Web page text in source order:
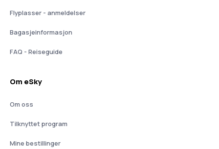
Flyplasser - anmeldelser
Bagasjeinformasjon
FAQ - Reiseguide
Om eSky
Om oss
Tilknyttet program
Mine bestillinger